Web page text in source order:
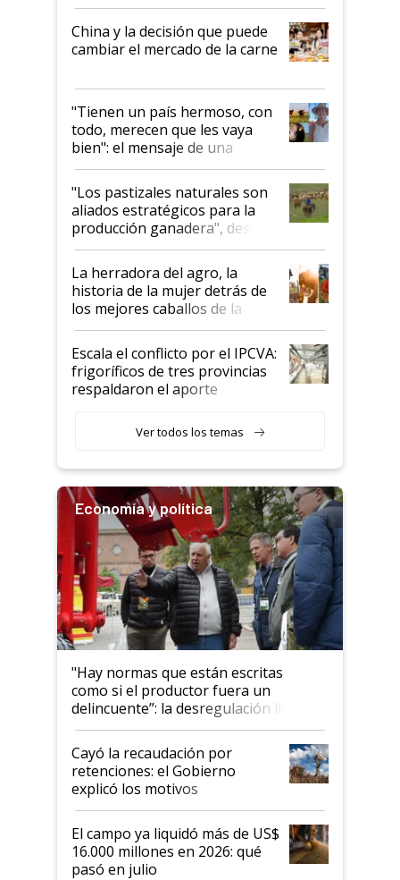
China y la decisión que puede
cambiar el mercado de la carne
"Tienen un país hermoso, con
todo, merecen que les vaya
bien": el mensaje de una
ganadera uruguaya sobre las
oportunidades que se abren
para el agro en Argentina, con
foco en la carne
"Los pastizales naturales son
aliados estratégicos para la
producción ganadera", destaca
la iniciativa que ya reúne a 46
establecimientos en Argentina
La herradora del agro, la
historia de la mujer detrás de
los mejores caballos de la
Argentina y los mitos que
todavía hacen sufrir a estos
animales: "Mientras me
descalificaban, yo seguí
haciendo currículum"
Escala el conflicto por el IPCVA:
frigoríficos de tres provincias
respaldaron el aporte
Ver todos los temas
Economía y política
"Hay normas que están escritas
como si el productor fuera un
delincuente”: la desregulación llegó
al Congreso Aapresid y hasta se
habló del financiamiento al IPCVA
Cayó la recaudación por
retenciones: el Gobierno
explicó los motivos
El campo ya liquidó más de US$
16.000 millones en 2026: qué
pasó en julio